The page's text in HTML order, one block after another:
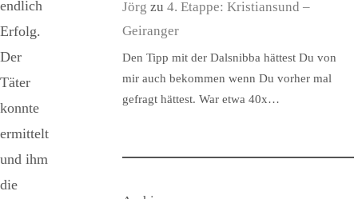
endlich
Erfolg.
Der
Täter
konnte
ermittelt
und ihm
die
Jörg zu 4. Etappe: Kristiansund –
Geiranger
Den Tipp mit der Dalsnibba hättest Du von
mir auch bekommen wenn Du vorher mal
gefragt hättest. War etwa 40x…